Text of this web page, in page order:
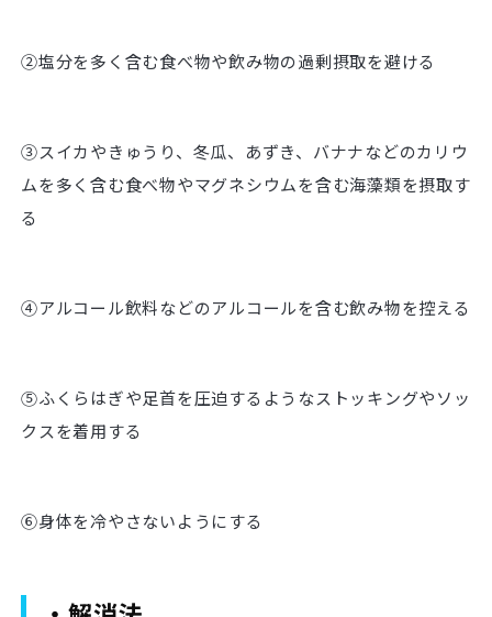
②塩分を多く含む食べ物や飲み物の過剰摂取を避ける
③スイカやきゅうり、冬瓜、あずき、バナナなどのカリウ
ムを多く含む食べ物やマグネシウムを含む海藻類を摂取す
る
④アルコール飲料などのアルコールを含む飲み物を控える
⑤ふくらはぎや足首を圧迫するようなストッキングやソッ
クスを着用する
⑥身体を冷やさないようにする